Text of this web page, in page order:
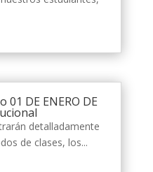
01 DE ENERO DE
detalladamente
de clases, los...